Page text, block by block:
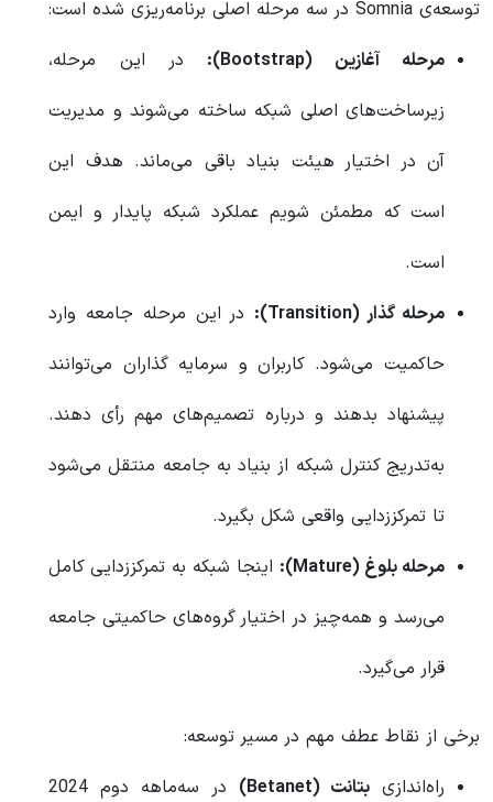
توسعه‌ی Somnia در سه مرحله اصلی برنامه‌ریزی شده است:
مرحله آغازین (Bootstrap):
در این مرحله،
زیرساخت‌های اصلی شبکه ساخته می‌شوند و مدیریت
آن در اختیار هیئت بنیاد باقی می‌ماند. هدف این
است که مطمئن شویم عملکرد شبکه پایدار و ایمن
است.
مرحله گذار (Transition):
در این مرحله جامعه وارد
حاکمیت می‌شود. کاربران و سرمایه‌ گذاران می‌توانند
پیشنهاد بدهند و درباره تصمیم‌های مهم رأی دهند.
به‌تدریج کنترل شبکه از بنیاد به جامعه منتقل می‌شود
تا تمرکززدایی واقعی شکل بگیرد.
مرحله بلوغ (Mature):
اینجا شبکه به تمرکززدایی کامل
می‌رسد و همه‌چیز در اختیار گروه‌های حاکمیتی جامعه
قرار می‌گیرد.
برخی از نقاط عطف مهم در مسیر توسعه:
راه‌اندازیبتانت (Betanet)
در سه‌ماهه دوم 2024